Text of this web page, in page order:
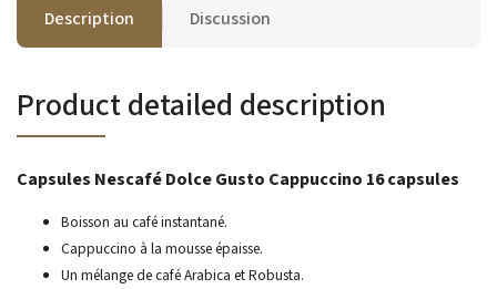
Description Discussion
Product detailed description
Capsules Nescafé Dolce Gusto Cappuccino 16 capsules
Boisson au café instantané.
Cappuccino à la mousse épaisse.
Un mélange de café Arabica et Robusta.